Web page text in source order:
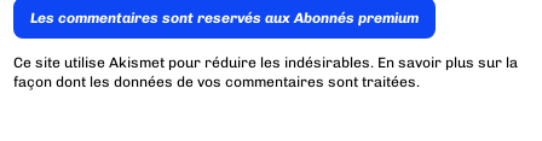
Les commentaires sont reservés aux Abonnés premium
Ce site utilise Akismet pour réduire les indésirables. En savoir plus sur la
façon dont les données de vos commentaires sont traitées.